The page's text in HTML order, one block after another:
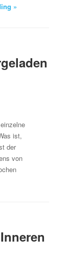
»
ist,
der
von